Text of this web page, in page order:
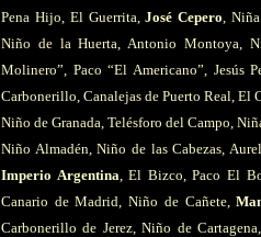
Pena Hijo, El Guerrita,José Cepero,
Niño de la Huerta, Antonio Montoya,
Molinero”, Paco “El Americano”, Jesús
Carbonerillo, Canalejas de Puerto Real, El
Niño de Granada, Telésforo del Campo,
Niño Almadén, Niño de las Cabezas,
Imperio Argentina, El Bizco, Paco El
Canario de Madrid, Niño de Cañete,
Carbonerillo de Jerez, Niño de